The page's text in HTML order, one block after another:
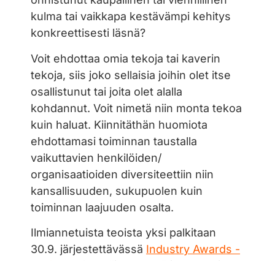
kulma tai vaikkapa kestävämpi kehitys
konkreettisesti läsnä?
Voit ehdottaa omia tekoja tai kaverin
tekoja, siis joko sellaisia joihin olet itse
osallistunut tai joita olet alalla
kohdannut. Voit nimetä niin monta tekoa
kuin haluat. Kiinnitäthän huomiota
ehdottamasi toiminnan taustalla
vaikuttavien henkilöiden/
organisaatioiden diversiteettiin niin
kansallisuuden, sukupuolen kuin
toiminnan laajuuden osalta.
Ilmiannetuista teoista yksi palkitaan
30.9. järjestettävässä Industry Awards -